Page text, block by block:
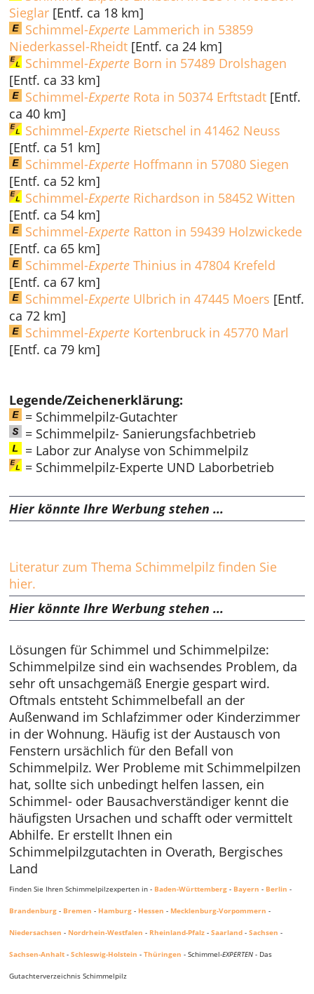
Sieglar [Entf. ca 18 km]
Schimmel-Experte Lammerich in 53859
Niederkassel-Rheidt [Entf. ca 24 km]
Schimmel-Experte Born in 57489 Drolshagen
[Entf. ca 33 km]
Schimmel-Experte Rota in 50374 Erftstadt [Entf.
ca 40 km]
Schimmel-Experte Rietschel in 41462 Neuss
[Entf. ca 51 km]
Schimmel-Experte Hoffmann in 57080 Siegen
[Entf. ca 52 km]
Schimmel-Experte Richardson in 58452 Witten
[Entf. ca 54 km]
Schimmel-Experte Ratton in 59439 Holzwickede
[Entf. ca 65 km]
Schimmel-Experte Thinius in 47804 Krefeld
[Entf. ca 67 km]
Schimmel-Experte Ulbrich in 47445 Moers [Entf.
ca 72 km]
Schimmel-Experte Kortenbruck in 45770 Marl
[Entf. ca 79 km]
Legende/Zeichenerklärung:
= Schimmelpilz-Gutachter
= Schimmelpilz- Sanierungsfachbetrieb
= Labor zur Analyse von Schimmelpilz
= Schimmelpilz-Experte UND Laborbetrieb
Hier könnte Ihre Werbung stehen ...
Literatur zum Thema Schimmelpilz finden Sie
hier.
Hier könnte Ihre Werbung stehen ...
Lösungen für Schimmel und Schimmelpilze:
Schimmelpilze sind ein wachsendes Problem, da
sehr oft unsachgemäß Energie gespart wird.
Oftmals entsteht Schimmelbefall an der
Außenwand im Schlafzimmer oder Kinderzimmer
in der Wohnung. Häufig ist der Austausch von
Fenstern ursächlich für den Befall von
Schimmelpilz. Wer Probleme mit Schimmelpilzen
hat, sollte sich unbedingt helfen lassen, ein
Schimmel- oder Bausachverständiger kennt die
häufigsten Ursachen und schafft oder vermittelt
Abhilfe. Er erstellt Ihnen ein
Schimmelpilzgutachten in Overath, Bergisches
Land
Finden Sie Ihren Schimmelpilzexperten in - Baden-Württemberg - Bayern - Berlin -
Brandenburg - Bremen - Hamburg - Hessen - Mecklenburg-Vorpommern -
Niedersachsen - Nordrhein-Westfalen - Rheinland-Pfalz -Saarland -Sachsen -
Sachsen-Anhalt -Schleswig-Holstein -Thüringen - Schimmel-EXPERTEN - Das
Gutachterverzeichnis Schimmelpilz